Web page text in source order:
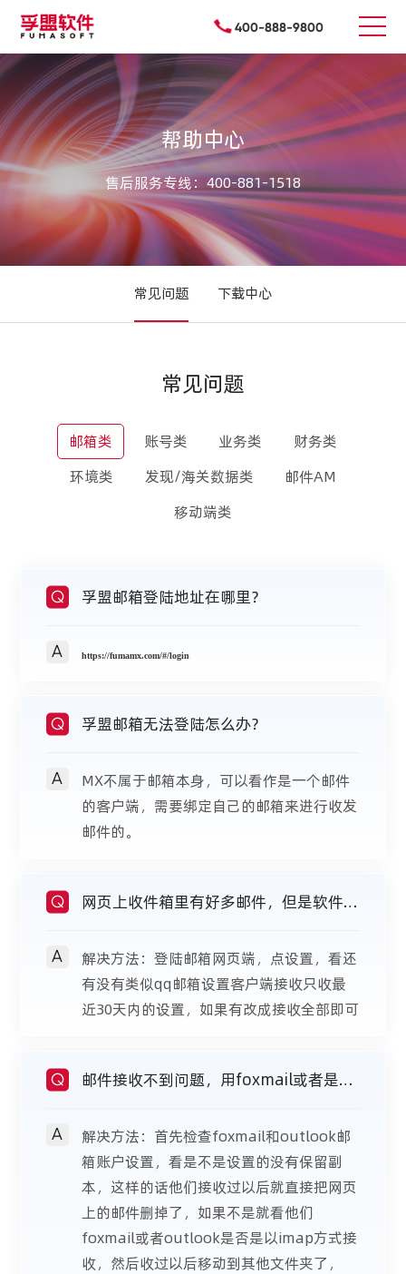
400-888-9800
帮助中心
售后服务专线：400-881-1518
常见问题 下载中心
常见问题
邮箱类 账号类 业务类
财务类
环境类
发现/海关数据类
邮件AM
移动端类
Q 孚盟邮箱登陆地址在哪里？
A https://fumamx.com/#/login
Q 孚盟邮箱无法登陆怎么办？
A
MX不属于邮箱本身，可以看作是一个邮件
的客户端，需要绑定自己的邮箱来进行收发
邮件的。
Q 网页上收件箱里有好多邮件，但是软件里
接收不到，远程管理也列不出来？
A
解决方法：登陆邮箱网页端，点设置，看还
有没有类似qq邮箱设置客户端接收只收最
近30天内的设置，如果有改成接收全部即可
Q 邮件接收不到问题，用foxmail或者是
outlook都收到了我们软件收不到，远程
管理也列不出来？
A
解决方法：首先检查foxmail和outlook邮
箱账户设置，看是不是设置的没有保留副
本，这样的话他们接收过以后就直接把网页
上的邮件删掉了，如果不是就看他们
foxmail或者outlook是否是以imap方式接
收，然后收过以后移动到其他文件夹了，